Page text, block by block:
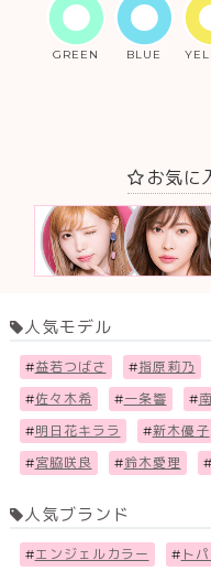
GREEN BLUE
お気に
人気モデル
#益若つばさ #指原莉乃
#佐々木希 #一条響 #
#明日花キララ #新木優子
#宮脇咲良 #鈴木愛理 #
人気ブランド
#エンジェルカラー # ト